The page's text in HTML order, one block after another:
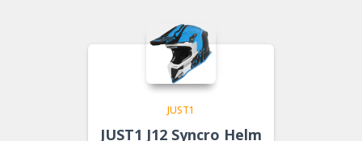
JUST1
JUST1 J12 Syncro Helm